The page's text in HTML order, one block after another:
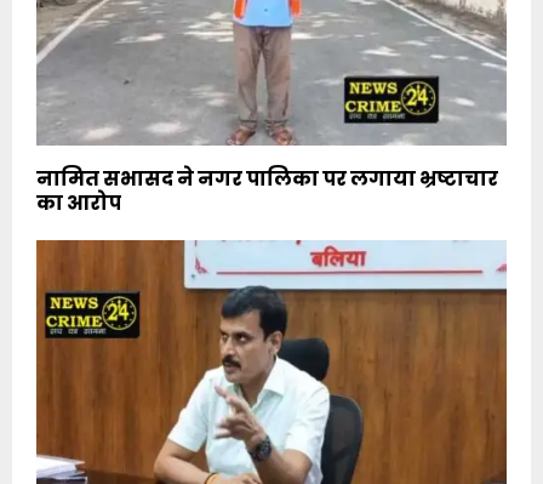
नामित सभासद ने नगर पालिका पर लगाया भ्रष्टाचार
का आरोप